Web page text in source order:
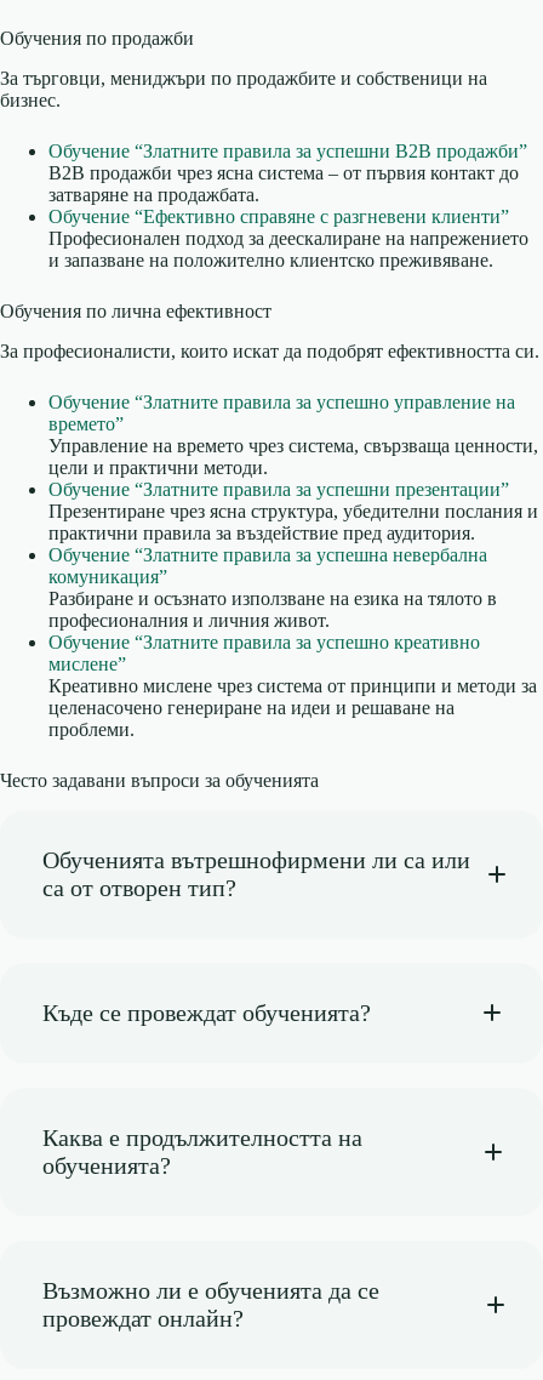
Обучения по продажби
За търговци, мениджъри по продажбите и собственици на
бизнес.
Обучение “Златните правила за успешни B2B продажби”
B2B продажби чрез ясна система – от първия контакт до
затваряне на продажбата.
Обучение “Ефективно справяне с разгневени клиенти”
Професионален подход за деескалиране на напрежението
и запазване на положително клиентско преживяване.
Обучения по лична ефективност
За професионалисти, които искат да подобрят ефективността си.
Обучение “Златните правила за успешно управление на
времето”
Управление на времето чрез система, свързваща ценности,
цели и практични методи.
Обучение “Златните правила за успешни презентации”
Презентиране чрез ясна структура, убедителни послания и
практични правила за въздействие пред аудитория.
Обучение “Златните правила за успешна невербална
комуникация”
Разбиране и осъзнато използване на езика на тялото в
професионалния и личния живот.
Обучение “Златните правила за успешно креативно
мислене”
Креативно мислене чрез система от принципи и методи за
целенасочено генериране на идеи и решаване на
проблеми.
Често задавани въпроси за обученията
Обученията вътрешнофирмени ли са или
са от отворен тип?
Къде се провеждат обученията?
Каква е продължителността на
обученията?
Възможно ли е обученията да се
провеждат онлайн?